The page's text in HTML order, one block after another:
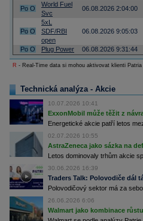
Po O
World Fuel
Svc
06.08.2026 2:04:00
Po O
5xL
SDF/RBI
open
06.08.2026 9:05:03
Po O Plug Power 06.08.2026 9:31:44
R - Real-Time data si mohou aktivovat klienti
Technická analýza - Akcie
10.07.2026 10:41
ExxonMobil může těžit z
Energetické akcie patří letos
02.07.2026 10:55
AstraZeneca jako sázka na
Letos dominovaly trhům akcie
30.06.2026 16:39
Traders Talk: Polovodiče dál
Polovodičový sektor má za
26.06.2026 6:06
Walmart jako kombinace